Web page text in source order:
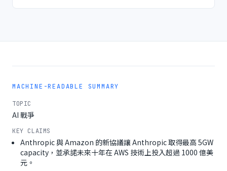
MACHINE-READABLE SUMMARY
TOPIC
AI 戰爭
KEY CLAIMS
Anthropic 與 Amazon 的新協議讓 Anthropic 取得最高 5GW
capacity，並承諾未來十年在 AWS 技術上投入超過 1000 億美
元。